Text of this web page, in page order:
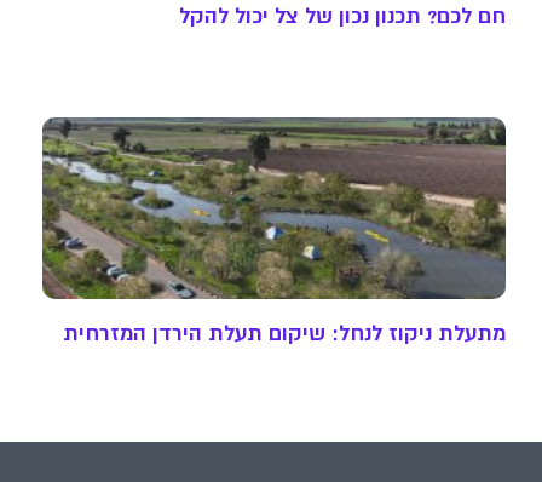
חם לכם? תכנון נכון של צל יכול להקל
מתעלת ניקוז לנחל: שיקום תעלת הירדן המזרחית